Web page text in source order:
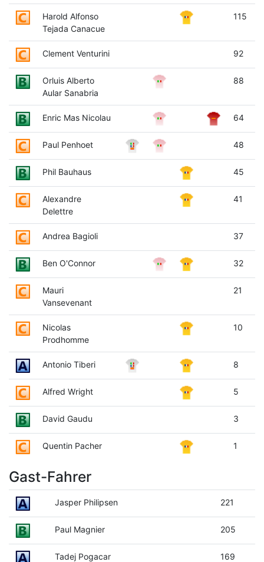
Harold Alfonso
Tejada Canacue
115
Clement Venturini 92
Orluis Alberto
Aular Sanabria
88
Enric Mas Nicolau 64
Paul Penhoet 48
Phil Bauhaus 45
Alexandre
Delettre
41
Andrea Bagioli 37
Ben O'Connor 32
Mauri
Vansevenant
21
Nicolas
Prodhomme
10
Antonio Tiberi 8
Alfred Wright 5
David Gaudu 3
Quentin Pacher 1
Gast-Fahrer
Jasper Philipsen 221
Paul Magnier 205
Tadej Pogacar 169